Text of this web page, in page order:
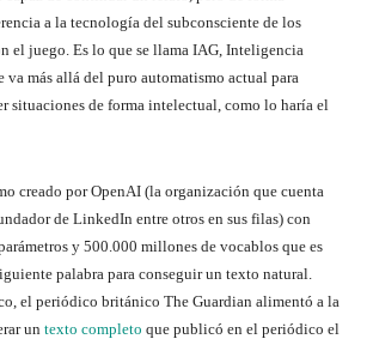
a la tecnología del subconsciente de los
el juego. Es lo que se llama IAG, Inteligencia
más allá del puro automatismo actual para
situaciones de forma intelectual, como lo haría el
creado por OpenAI (la organización que cuenta
de LinkedIn entre otros en sus filas) con
y 500.000 millones de vocablos que es
palabra para conseguir un texto natural.
el periódico británico The Guardian alimentó a la
un texto completo que publicó en el periódico el